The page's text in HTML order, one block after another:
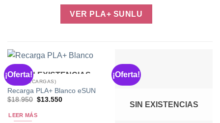
VER PLA+ SUNLU
¡Oferta!SIN EXISTENCIAS
PLA+ (RECARGAS)
Recarga PLA+ Blanco eSUN
$18.950 El
original
era:
$13.550El
LEER MÁS
¡Oferta!
SIN EXISTENCIAS